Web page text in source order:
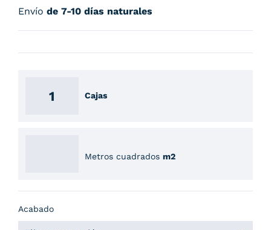
Envío de 7-10 días naturales
Cajas
Metros cuadrados m2
Acabado